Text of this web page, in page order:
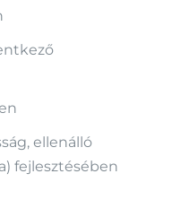
ellenálló
fejlesztésében